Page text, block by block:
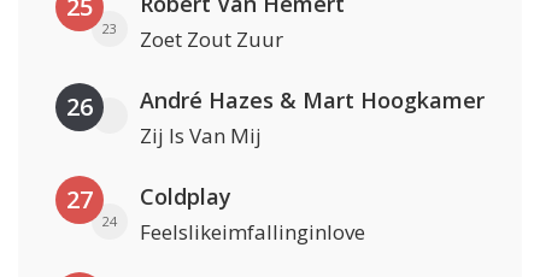
25
23 Zoet Zout Zuur
26 André Hazes & Mart Hoogkamer
Zij Is Van Mij
27
24
Coldplay
Feelslikeimfallinginlove